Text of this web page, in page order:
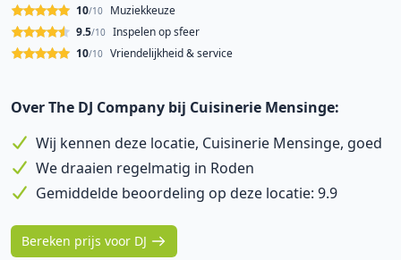
Muziekkeuze
10/10
Inspelen op sfeer
9.5/10
Vriendelijkheid & service
10/10
Over The DJ Company bij Cuisinerie Mensinge:
Wij kennen deze locatie, Cuisinerie Mensinge, goed
We draaien regelmatig in Roden
Gemiddelde beoordeling op deze locatie: 9.9
Bereken prijs voor DJ